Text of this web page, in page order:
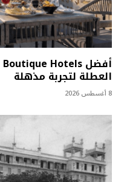
العطلة لتجربة مذهلة
8 أغسطس 2026